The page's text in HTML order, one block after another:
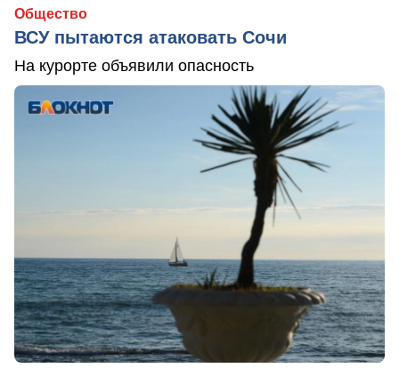
Общество
ВСУ пытаются атаковать Сочи
На курорте объявили опасность